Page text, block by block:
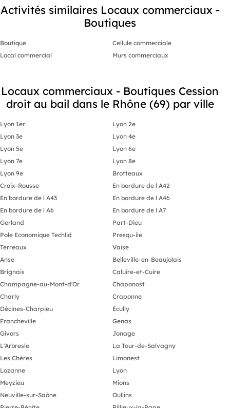
Activités similaires Locaux commerciaux -
Boutiques
Boutique
Cellule commerciale
Local commercial
Murs commerciaux
Locaux commerciaux - Boutiques Cession
droit au bail dans le Rhône (69) par ville
Lyon 1er
Lyon 2e
Lyon 3e
Lyon 4e
Lyon 5e
Lyon 6e
Lyon 7e
Lyon 8e
Lyon 9e
Brotteaux
Croix-Rousse
En bordure de l A42
En bordure de l A43
En bordure de l A46
En bordure de l A6
En bordure de l A7
Gerland
Part-Dieu
Pole Economique Techlid
Presqu-ile
Terreaux
Vaise
Anse
Belleville-en-Beaujolais
Brignais
Caluire-et-Cuire
Champagne-au-Mont-d'Or
Chaponost
Charly
Craponne
Décines-Charpieu
Écully
Francheville
Genas
Givors
Jonage
L'Arbresle
La Tour-de-Salvagny
Les Chères
Limonest
Lozanne
Lyon
Meyzieu
Mions
Neuville-sur-Saône
Oullins